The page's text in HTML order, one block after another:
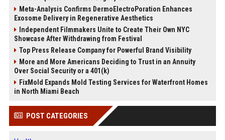
Meta-Analysis Confirms DermoElectroPoration Enhances
Exosome Delivery in Regenerative Aesthetics
Independent Filmmakers Unite to Create Their Own NYC
Showcase After Withdrawing from Festival
Top Press Release Company for Powerful Brand Visibility
More and More Americans Deciding to Trust in an Annuity
Over Social Security or a 401(k)
FixMold Expands Mold Testing Services for Waterfront Homes
in North Miami Beach
POST CATEGORIES